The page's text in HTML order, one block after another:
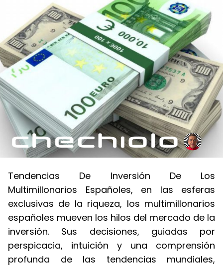
Tendencias De Inversión De Los
Multimillonarios Españoles, en las esferas
exclusivas de la riqueza, los multimillonarios
españoles mueven los hilos del mercado de la
inversión. Sus decisiones, guiadas por
perspicacia, intuición y una comprensión
profunda de las tendencias mundiales,